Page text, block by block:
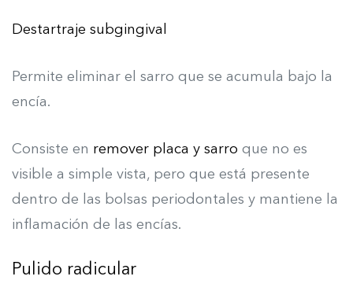
Destartraje subgingival
Permite eliminar el sarro que se acumula bajo la
encía.
Consiste en remover placa y sarro que no es
visible a simple vista, pero que está presente
dentro de las bolsas periodontales y mantiene la
inflamación de las encías.
Pulido radicular